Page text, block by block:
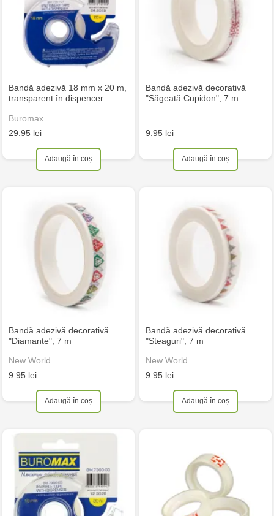
Bandă adezivă 18 mm x 20 m,
transparent în dispencer
Buromax
29.95 lei
Adaugă în coș
Bandă adezivă decorativă
"Săgeată Cupidon", 7 m
9.95 lei
Adaugă în coș
Bandă adezivă decorativă
"Diamante", 7 m
New World
9.95 lei
Adaugă în coș
Bandă adezivă decorativă
"Steaguri", 7 m
New World
9.95 lei
Adaugă în coș